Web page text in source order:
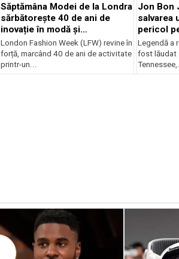
Săptămâna Modei de la Londra
sărbătorește 40 de ani de
inovație în modă și
sustenabilitate
London Fashion Week (LFW) revine în
forță, marcând 40 de ani de activitate
printr-un...
Jon Bon
salvarea
pericol
Legendă a
fost lăudat